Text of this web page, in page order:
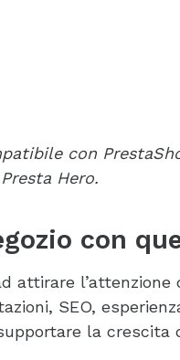
con
Hero.
con
SEO,
la